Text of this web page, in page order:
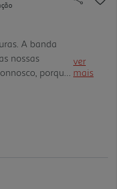
A banda
nossas
porque
concebida
nosso som
que nunca,
ver
mais